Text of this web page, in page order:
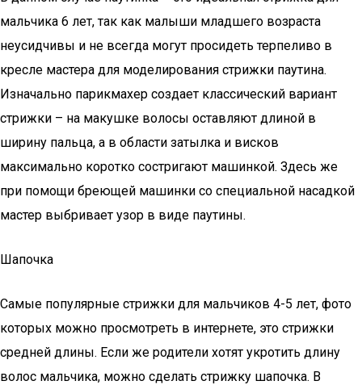
мальчика 6 лет, так как малыши младшего возраста
неусидчивы и не всегда могут просидеть терпеливо в
кресле мастера для моделирования стрижки паутина.
Изначально парикмахер создает классический вариант
стрижки – на макушке волосы оставляют длиной в
ширину пальца, а в области затылка и висков
максимально коротко состригают машинкой. Здесь же
при помощи бреющей машинки со специальной насадкой
мастер выбривает узор в виде паутины.
Шапочка
Самые популярные стрижки для мальчиков 4-5 лет, фото
которых можно просмотреть в интернете, это стрижки
средней длины. Если же родители хотят укротить длину
волос мальчика, можно сделать стрижку шапочка. В